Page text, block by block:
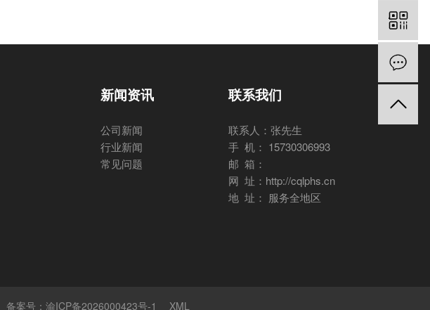
新闻资讯
公司新闻
行业新闻
常见问题
联系我们
联系人：张先生
手 机： 15730306993
邮 箱：
网 址：http://cqlphs.cn
地 址： 服务全地区
备案号：渝ICP备2026000423号-1 XML